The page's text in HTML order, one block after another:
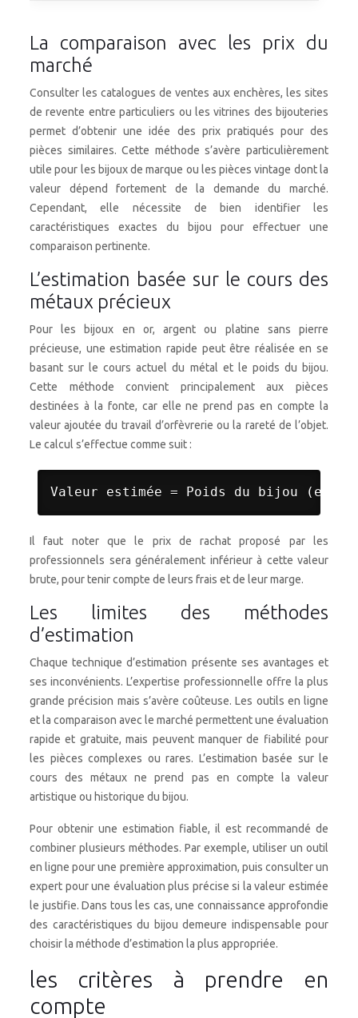
La comparaison avec les prix du
marché
Consulter les catalogues de ventes aux enchères, les sites
de revente entre particuliers ou les vitrines des bijouteries
permet d’obtenir une idée des prix pratiqués pour des
pièces similaires. Cette méthode s’avère particulièrement
utile pour les bijoux de marque ou les pièces vintage dont la
valeur dépend fortement de la demande du marché.
Cependant, elle nécessite de bien identifier les
caractéristiques exactes du bijou pour effectuer une
comparaison pertinente.
L’estimation basée sur le cours des
métaux précieux
Pour les bijoux en or, argent ou platine sans pierre
précieuse, une estimation rapide peut être réalisée en se
basant sur le cours actuel du métal et le poids du bijou.
Cette méthode convient principalement aux pièces
destinées à la fonte, car elle ne prend pas en compte la
valeur ajoutée du travail d’orfèvrerie ou la rareté de l’objet.
Le calcul s’effectue comme suit :
Il faut noter que le prix de rachat proposé par les
professionnels sera généralement inférieur à cette valeur
brute, pour tenir compte de leurs frais et de leur marge.
Les limites des méthodes
d’estimation
Chaque technique d’estimation présente ses avantages et
ses inconvénients. L’expertise professionnelle offre la plus
grande précision mais s’avère coûteuse. Les outils en ligne
et la comparaison avec le marché permettent une évaluation
rapide et gratuite, mais peuvent manquer de fiabilité pour
les pièces complexes ou rares. L’estimation basée sur le
cours des métaux ne prend pas en compte la valeur
artistique ou historique du bijou.
Pour obtenir une estimation fiable, il est recommandé de
combiner plusieurs méthodes. Par exemple, utiliser un outil
en ligne pour une première approximation, puis consulter un
expert pour une évaluation plus précise si la valeur estimée
le justifie. Dans tous les cas, une connaissance approfondie
des caractéristiques du bijou demeure indispensable pour
choisir la méthode d’estimation la plus appropriée.
les critères à prendre en
compte